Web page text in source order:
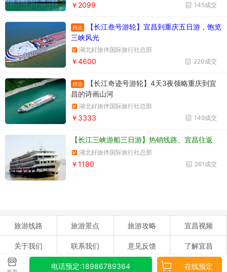
145成交
￥2099
精选
【长江叁号游轮】宜昌到重庆五日游，饱览
三峡风光
湖北好旅伴国际旅行社总部
220成交
￥4600
精选
【长江奇迹号游轮】4天3夜领略重庆到宜
昌的诗画山河
湖北好旅伴国际旅行社总部
149成交
￥3333
【长江三峡游船三日游】热销线路、宜昌往返
湖北好旅伴国际旅行社总部
261成交
￥1180
在线预定
旅游线路 旅游景点 旅游攻略 宜昌视频
关于我们 联系我们 意见反馈 了解宜昌
宜昌旅游网手机版-m.yichangly.com